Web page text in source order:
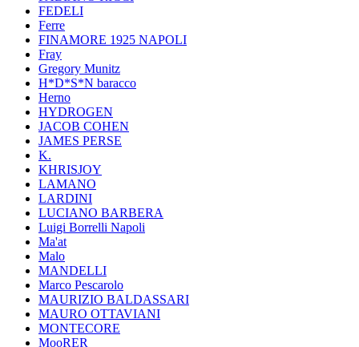
FEDELI
Ferre
FINAMORE 1925 NAPOLI
Fray
Gregory Munitz
H*D*S*N baracco
Herno
HYDROGEN
JACOB COHEN
JAMES PERSE
K.
KHRISJOY
LAMANO
LARDINI
LUCIANO BARBERA
Luigi Borrelli Napoli
Ma'at
Malo
MANDELLI
Marco Pescarolo
MAURIZIO BALDASSARI
MAURO OTTAVIANI
MONTECORE
MooRER